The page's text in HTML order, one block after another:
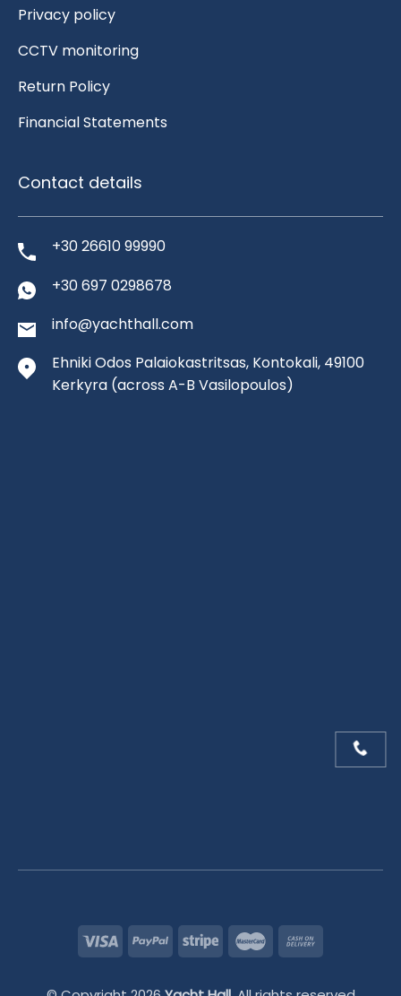
Privacy policy
CCTV monitoring
Return Policy
Financial Statements
Contact details
+30 26610 99990
+30 697 0298678
info@yachthall.com
Ehniki Odos Palaiokastritsas, Kontokali, 49100
Kerkyra (across A-B Vasilopoulos)